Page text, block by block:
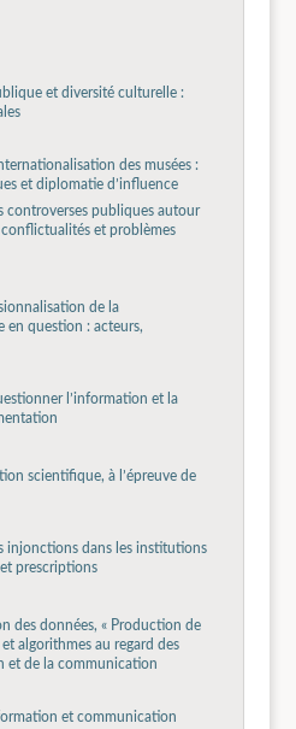
et diversité culturelle :
des musées :
et diplomatie d’influence
controverses publiques autour
et problèmes
de la
question : acteurs,
l’information et la
scientifique, à l’épreuve de
injonctions dans les institutions
prescriptions
des données, « Production de
et algorithmes au regard des
et de la communication
et communication